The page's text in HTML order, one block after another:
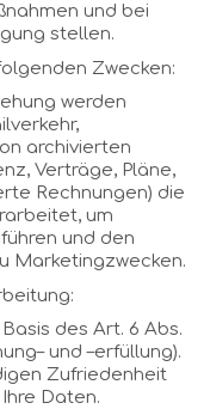
und bei
stellen.
Zwecken:
werden
archivierten
Verträge, Pläne,
Rechnungen) die
um
und den
Marketingzwecken.
des Art. 6 Abs.
und –erfüllung).
Zufriedenheit
Daten.